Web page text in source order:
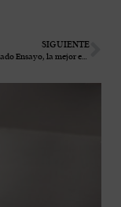
SIGUIENTE
Vuelve al mercado Ensayo, la mejor expresión de albillo real